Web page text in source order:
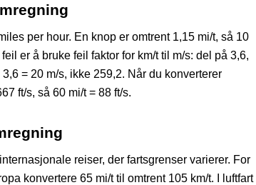
per hour. En knop er omtrent 1,15 mi/t, så 10
er å bruke feil faktor for km/t til m/s: del på 3,6,
= 20 m/s, ikke 259,2. Når du konverterer
ft/s, så 60 mi/t = 88 ft/s.
reiser, der fartsgrenser varierer. For
konvertere 65 mi/t til omtrent 105 km/t. I luftfart